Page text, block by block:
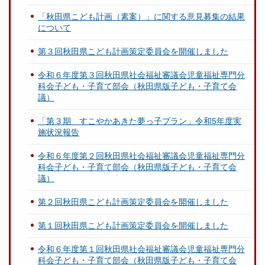
「秋田県こども計画（素案）」に関する意見募集の結果
について
第３回秋田県こども計画策定委員会を開催しました
令和６年度第３回秋田県社会福祉審議会児童福祉専門分
科会子ども・子育て部会（秋田県版子ども・子育て会
議）
「第３期 すこやかあきた夢っ子プラン」令和5年度実
施状況報告
令和６年度第２回秋田県社会福祉審議会児童福祉専門分
科会子ども・子育て部会（秋田県版子ども・子育て会
議）
第２回秋田県こども計画策定委員会を開催しました
第１回秋田県こども計画策定委員会を開催しました
令和６年度第１回秋田県社会福祉審議会児童福祉専門分
科会子ども・子育て部会（秋田県版子ども・子育て会